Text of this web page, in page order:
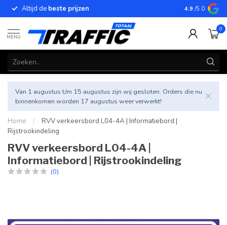
Altijd de beste prijzen Betrouwbare
4.9 /5.0
MENU
0
Van 1 augustus t/m 15 augustus zijn wij gesloten. Orders die nu
binnenkomen worden 17 augustus weer verwerkt!
Home /
RVV verkeersbord L04-4A | Informatiebord |
Rijstrookindeling
RVV verkeersbord L04-4A |
Informatiebord | Rijstrookindeling
(0)